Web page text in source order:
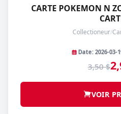
CARTE POKEMON N
Collectioneur/
Date: 2026-03-
3,50 $
VOIR